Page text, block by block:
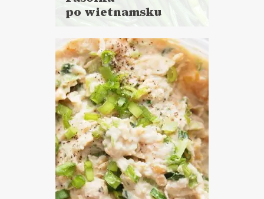
po wietnamsku
więcej
Czas przygotowania: 10 minut
LUNCHE DO PRACY
PRZYSTAWKI
WALENTYNKI ?